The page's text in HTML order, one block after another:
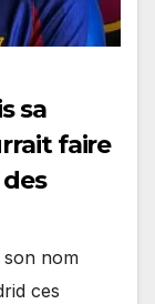
sa
faire
son nom
ces